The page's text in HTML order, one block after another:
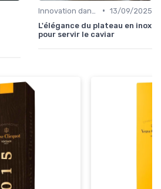
• 13/09/2025
L'élégance du plateau en inox
pour servir le caviar